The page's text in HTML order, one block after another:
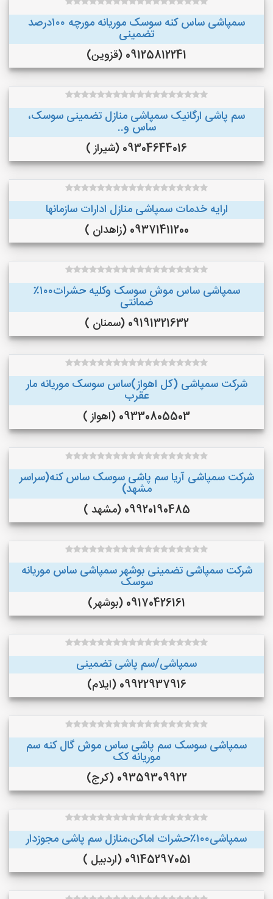
سمپاشی ساس کنه سوسک موریانه مورچه ۱۰۰درصد
تضمینی
09125812241 (قزوین)
سم پاشی ارگانیک سمپاشی منازل تضمینی سوسک،
ساس و..
09304644016 (شیراز )
ارایه خدمات سمپاشی منازل ادارات سازمانها
09371411200 (زاهدان )
سمپاشی ساس موش سوسک وکلیه حشرات۱۰۰٪
ضمانتی
09191321632 (سمنان )
شرکت سمپاشی (کل اهواز)ساس سوسک موریانه مار
عقرب
09330805503 (اهواز )
شرکت سمپاشی آریا سم پاشی سوسک ساس کنه(سراسر
مشهد)
09920190485 (مشهد )
شرکت سمپاشی تضمینی بوشهر سمپاشی ساس موریانه
سوسک
09170426161 (بوشهر)
سمپاشی/سم پاشی تضمینی
09922937916 (ایلام)
سمپاشی سوسک سم پاشی ساس موش گال کنه سم
موریانه کک
09359309922 (کرج)
سمپاشی۱۰۰٪حشرات اماکن،منازل سم پاشی مجوزدار
09145297051 (اردبیل )